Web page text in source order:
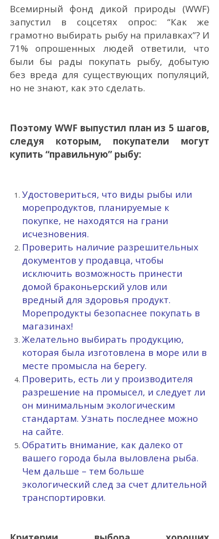
Всемирный фонд дикой природы (WWF)
запустил в соцсетях опрос: “Как же
грамотно выбирать рыбу на прилавках”? И
71% опрошенных людей ответили, что
были бы рады покупать рыбу, добытую
без вреда для существующих популяций,
но не знают, как это сделать.
Поэтому WWF выпустил план из 5 шагов,
следуя которым, покупатели могут
купить “правильную” рыбу:
Удостовериться, что виды рыбы или
морепродуктов, планируемые к
покупке, не находятся на грани
исчезновения.
Проверить наличие разрешительных
документов у продавца, чтобы
исключить возможность принести
домой браконьерский улов или
вредный для здоровья продукт.
Морепродукты безопаснее покупать в
магазинах!
Желательно выбирать продукцию,
которая была изготовлена в море или в
месте промысла на берегу.
Проверить, есть ли у производителя
разрешение на промысел, и следует ли
он минимальным экологическим
стандартам. Узнать последнее можно
на сайте.
Обратить внимание, как далеко от
вашего города была выловлена рыба.
Чем дальше – тем больше
экологический след за счет длительной
транспортировки.